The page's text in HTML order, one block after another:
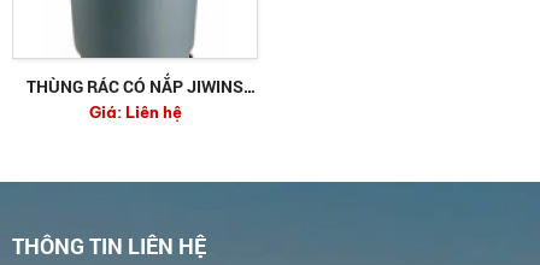
THÙNG RÁC CÓ NẮP JIWINS
JW-CR76E + JW-CRC2P
Giá:Liên hệ
THÔNG TIN LIÊN HỆ